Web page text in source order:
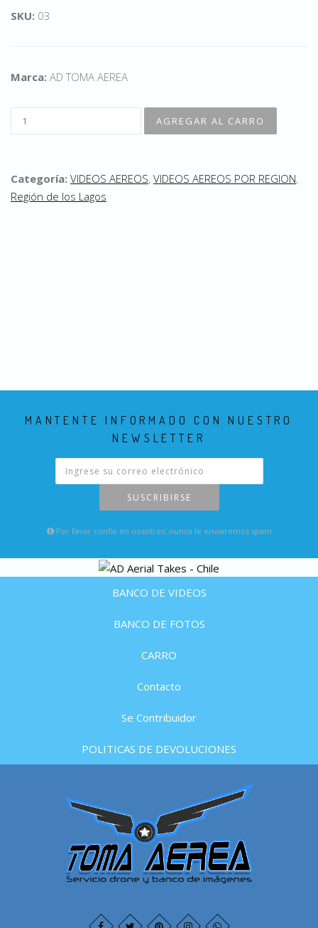
SKU: 03
Marca: AD TOMA AEREA
Categoría: VIDEOS AEREOS, VIDEOS AEREOS POR REGION,
Región de los Lagos
MANTENTE INFORMADO CON NUESTRO
NEWSLETTER
SUSCRIBIRSE
Por favor confie en nosotros, nunca le enviaremos spam
BANCO DE VIDEOS
BANCO DE FOTOS
CARRO
Contacto
Se Contribuidor
POLITICAS DE DEVOLUCIONES